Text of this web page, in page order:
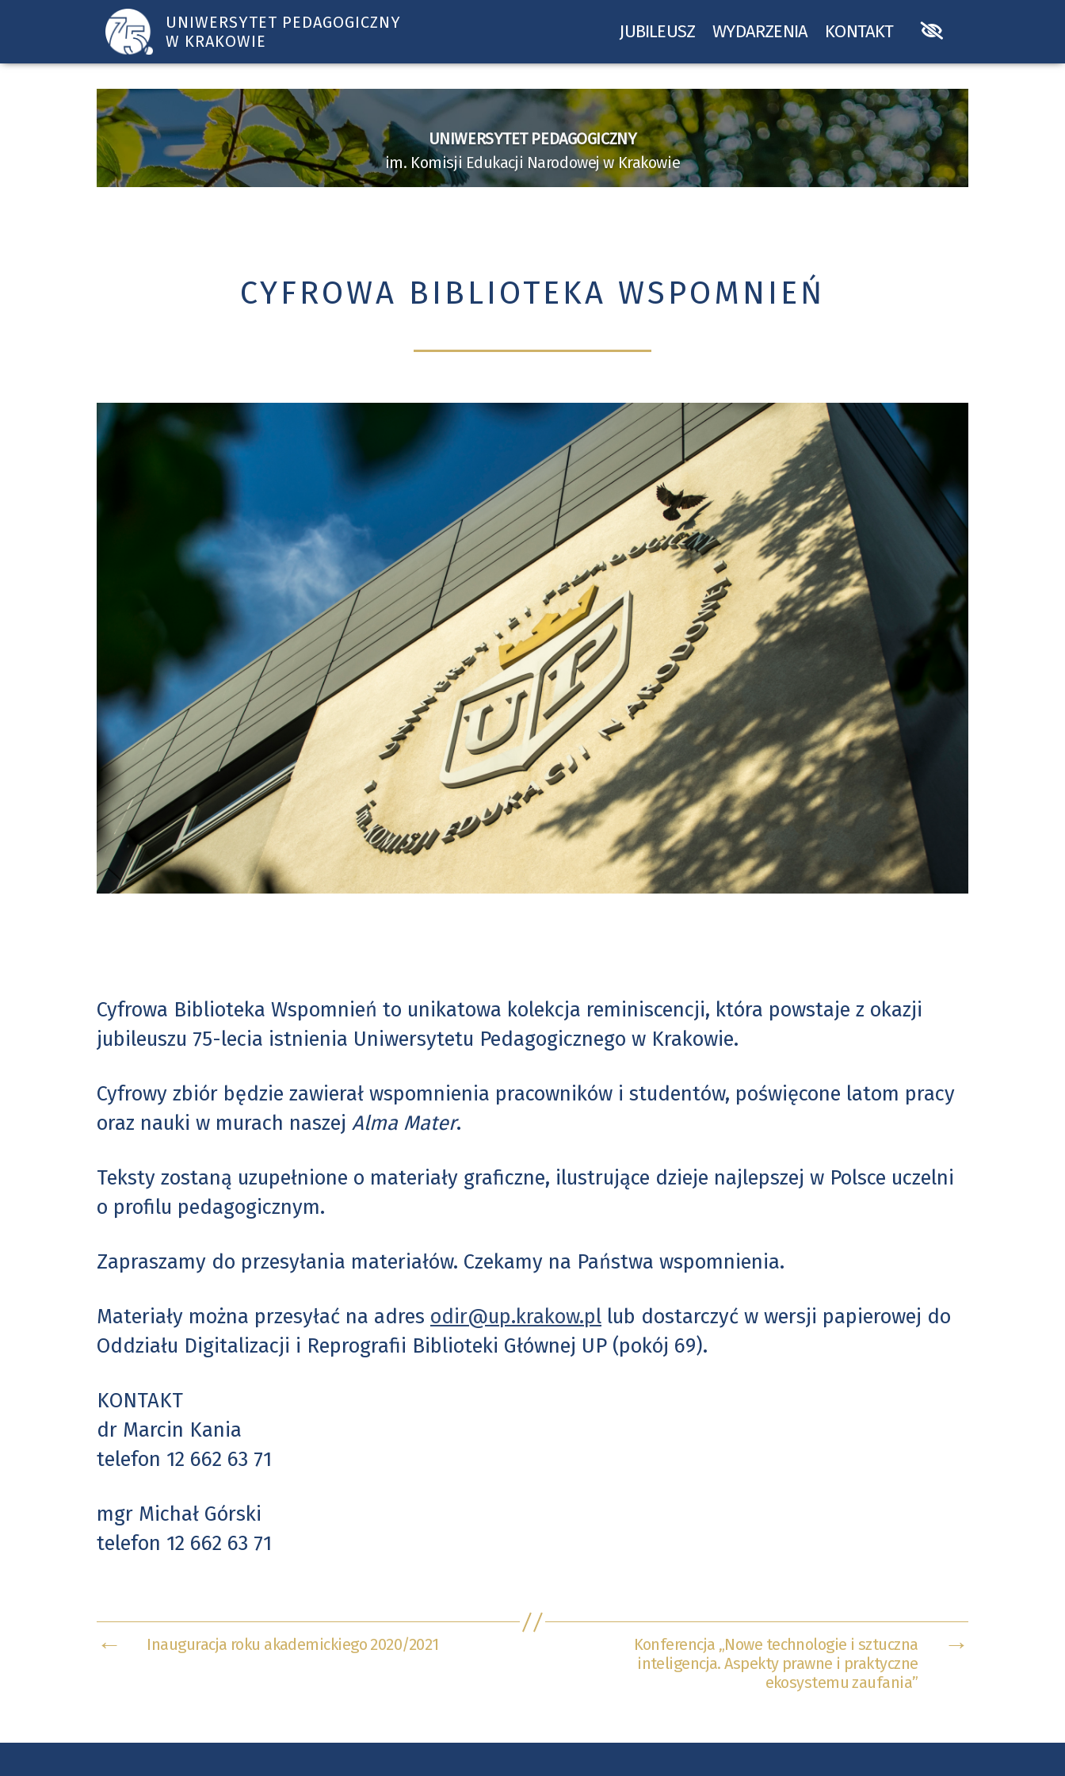
Uniwersytet
Pedagogiczny
w
Krakowie
UNIWERSYTET PEDAGOGICZNY
W KRAKOWIE
JUBILEUSZ WYDARZENIA KONTAKT
UNIWERSYTET PEDAGOGICZNY
im. Komisji Edukacji Narodowej w Krakowie
CYFROWA BIBLIOTEKA WSPOMNIEŃ
Cyfrowa Biblioteka Wspomnień to unikatowa kolekcja reminiscencji, która powstaje z okazji
jubileuszu 75-lecia istnienia Uniwersytetu Pedagogicznego w Krakowie.
Cyfrowy zbiór będzie zawierał wspomnienia pracowników i studentów, poświęcone latom pracy
oraz nauki w murach naszej Alma Mater.
Teksty zostaną uzupełnione o materiały graficzne, ilustrujące dzieje najlepszej w Polsce uczelni
o profilu pedagogicznym.
Zapraszamy do przesyłania materiałów. Czekamy na Państwa wspomnienia.
Materiały można przesyłać na adres odir@up.krakow.pl lub dostarczyć w wersji papierowej do
Oddziału Digitalizacji i Reprografii Biblioteki Głównej UP (pokój 69).
KONTAKT
dr Marcin Kania
telefon 12 662 63 71
mgr Michał Górski
telefon 12 662 63 71
← Inauguracja roku akademickiego 2020/2021 →
Konferencja „Nowe technologie i sztuczna
inteligencja. Aspekty prawne i praktyczne
ekosystemu zaufania”